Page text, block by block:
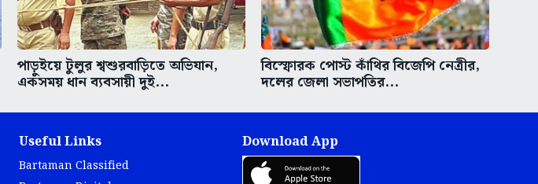
পাড়ুইয়ে টুলুর শ্বশুরবাড়িতে অভিযান,
একসময় ধান ব্যবসায়ী দুই...
বিস্ফোরক পোস্ট কাঁথির বিজেপি নেত্রীর,
দলের জেলা সভাপতির...
Useful Links
Bartaman Classified
Download App